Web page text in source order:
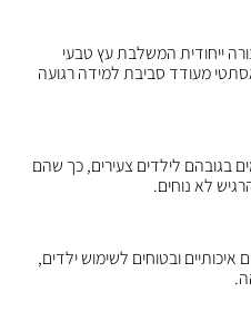
ייחודית המשלבת עץ טבעי
מעודד סביבת למידה רגועה
בגובהם לילדים צעירים, כך שהם
לא נוחים.
איכותיים ובטוחים לשימוש ילדים,